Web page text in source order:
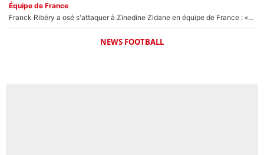
Équipe de France
Franck Ribéry a osé s'attaquer à Zinedine Zidane en équipe de France : «Je n'aurais jamais fait ça»
NEWS FOOTBALL